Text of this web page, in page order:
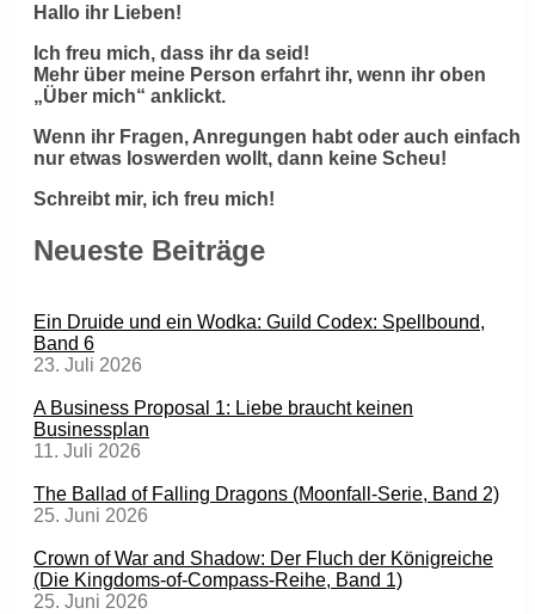
Hallo ihr Lieben!
Ich freu mich, dass ihr da seid!
Mehr über meine Person erfahrt ihr, wenn ihr oben
„Über mich“ anklickt.
Wenn ihr Fragen, Anregungen habt oder auch einfach
nur etwas loswerden wollt, dann keine Scheu!
Schreibt mir, ich freu mich!
Neueste Beiträge
Ein Druide und ein Wodka: Guild Codex: Spellbound,
Band 6
23. Juli 2026
A Business Proposal 1: Liebe braucht keinen
Businessplan
11. Juli 2026
The Ballad of Falling Dragons (Moonfall-Serie, Band 2)
25. Juni 2026
Crown of War and Shadow: Der Fluch der Königreiche
(Die Kingdoms-of-Compass-Reihe, Band 1)
25. Juni 2026